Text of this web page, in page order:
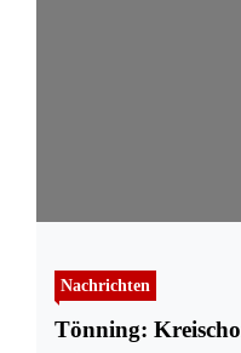
Nachrichten
Tönning: